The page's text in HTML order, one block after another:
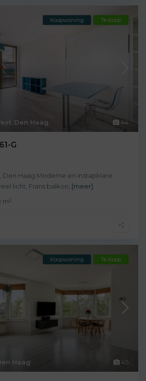
44
Den Haag
Koopwoning Te Koop
G
Den Haag Moderne en instapklare
licht, Frans balkon, [meer]
m2
45
Haag
Koopwoning Te Koop